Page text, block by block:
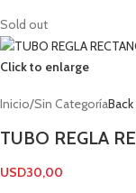
Sold out
Click to enlarge
Inicio/Sin Categoría
TUBO REGLA
USD30,00